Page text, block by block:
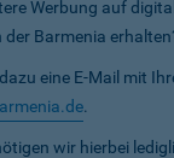
Werbung auf
Barmenia
eine E-Mail mit
.
wir hierbei